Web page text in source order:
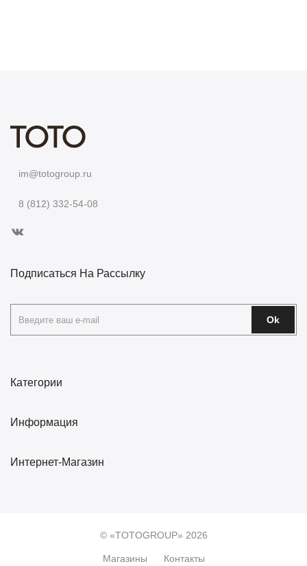
im@totogroup.ru
8 (812) 332-54-08
Категории
Информация
Интернет-Магазин
Подписаться На Рассылку
Ok
© «TOTOGROUP» 2026
Магазины Контакты